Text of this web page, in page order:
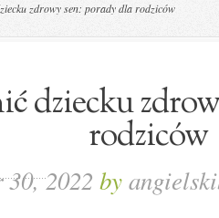
zdrowy sen: porady dla rodziców
dziecku
rodziców
30, 2022 by